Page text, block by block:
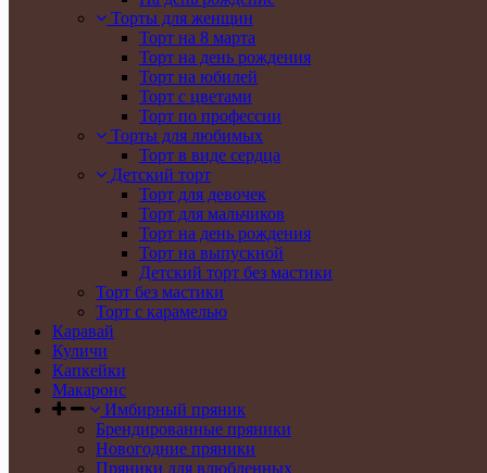
Торты для женщин
Торт на 8 марта
Торт на день рождения
Торт на юбилей
Торт с цветами
Торт по профессии
Торты для любимых
Торт в виде сердца
Детский торт
Торт для девочек
Торт для мальчиков
Торт на день рождения
Торт на выпускной
Детский торт без мастики
Торт без мастики
Торт с карамелью
Каравай
Куличи
Капкейки
Макаронс
Имбирный пряник
Брендированные пряники
Новогодние пряники
Пряники для влюбленных